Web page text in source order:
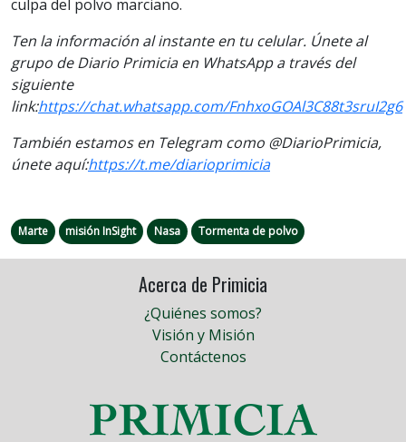
culpa del polvo marciano.
Ten la información al instante en tu celular. Únete al
grupo de Diario Primicia en WhatsApp a través del
siguiente
link:https://chat.whatsapp.com/FnhxoGOAl3C88t3sruI2g6
También estamos en Telegram como @DiarioPrimicia,
únete aquí:https://t.me/diarioprimicia
Marte misión InSight Nasa Tormenta de polvo
Acerca de Primicia
¿Quiénes somos?
Visión y Misión
Contáctenos